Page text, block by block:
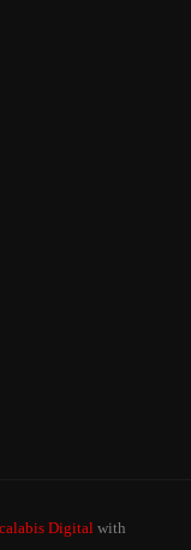
Digital with